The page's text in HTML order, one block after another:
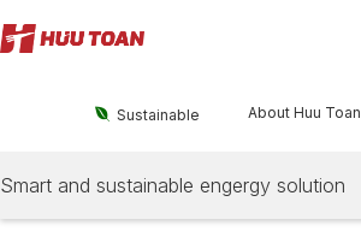
 Sustainable About Huu Toan
Smart and sustainable engergy solution